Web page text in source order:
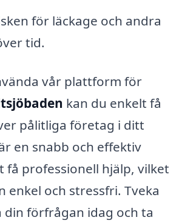
för läckage och andra
tid.
vår plattform för
kan du enkelt få
pålitliga företag i ditt
en snabb och effektiv
få professionell hjälp, vilket
enkel och stressfri. Tveka
förfrågan idag och ta